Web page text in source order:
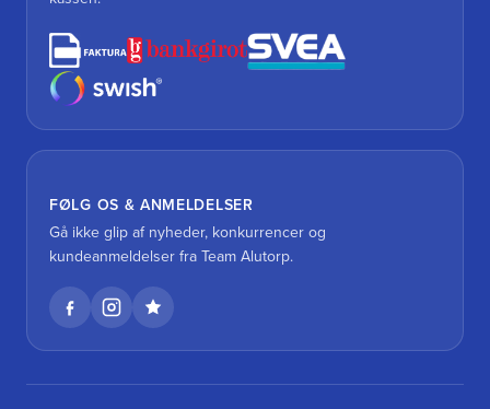
FØLG OS & ANMELDELSER
Gå ikke glip af nyheder, konkurrencer og
kundeanmeldelser fra Team Alutorp.